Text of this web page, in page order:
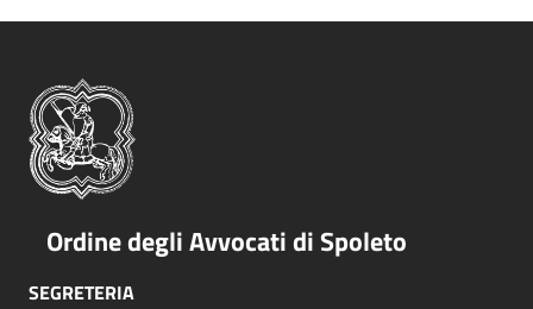
Ordine degli Avvocati di Spoleto
SEGRETERIA